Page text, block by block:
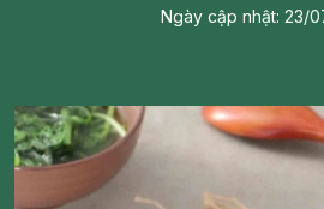
Ngày cập nhật: 23/